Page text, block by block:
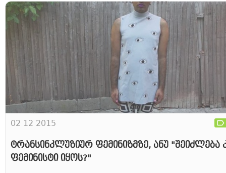
02 12 2015
ტრანსინკლუზიურ ფემინიზმზე, ანუ "შეიძლება
ფემინისტი იყოს?"